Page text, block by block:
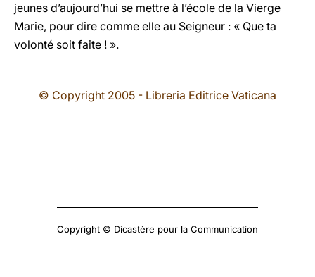
jeunes d’aujourd’hui se mettre à l’école de la Vierge
Marie, pour dire comme elle au Seigneur : « Que ta
volonté soit faite ! ».
© Copyright 2005 - Libreria Editrice Vaticana
Copyright © Dicastère pour la Communication